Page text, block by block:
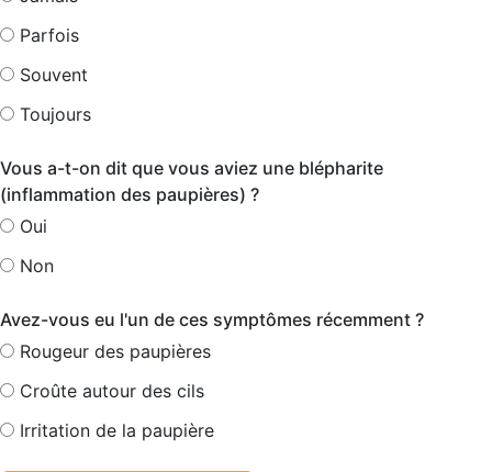
Parfois
Souvent
Toujours
Vous a-t-on dit que vous aviez une blépharite
(inflammation des paupières) ?
Oui
Non
Avez-vous eu l'un de ces symptômes récemment ?
Rougeur des paupières
Croûte autour des cils
Irritation de la paupière